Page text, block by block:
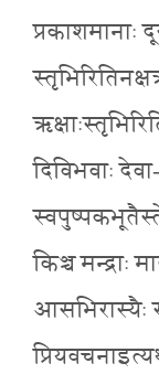
प्रकाशमानाः
दिविभवाः
किञ्च मन्द्राः
आसभिरास्यैः